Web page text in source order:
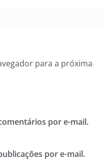
para a próxima
por e-mail.
por e-mail.